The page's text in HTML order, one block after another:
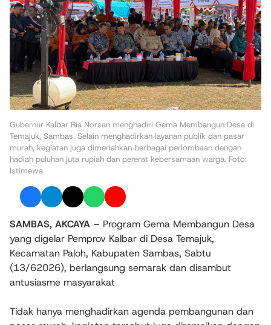
Gubernur Kalbar Ria Norsan menghadiri Gema Membangun Desa di
Temajuk, Sambas. Selain menghadirkan layanan publik dan pasar
murah, kegiatan juga dimeriahkan berbagai perlombaan dengan
hadiah puluhan juta rupiah dan pererat kebersamaan warga. Foto:
Istimewa
SAMBAS, AKCAYA – Program Gema Membangun Desa
yang digelar Pemprov Kalbar di Desa Temajuk,
Kecamatan Paloh, Kabupaten Sambas, Sabtu
(13/62026), berlangsung semarak dan disambut
antusiasme masyarakat
Tidak hanya menghadirkan agenda pembangunan dan